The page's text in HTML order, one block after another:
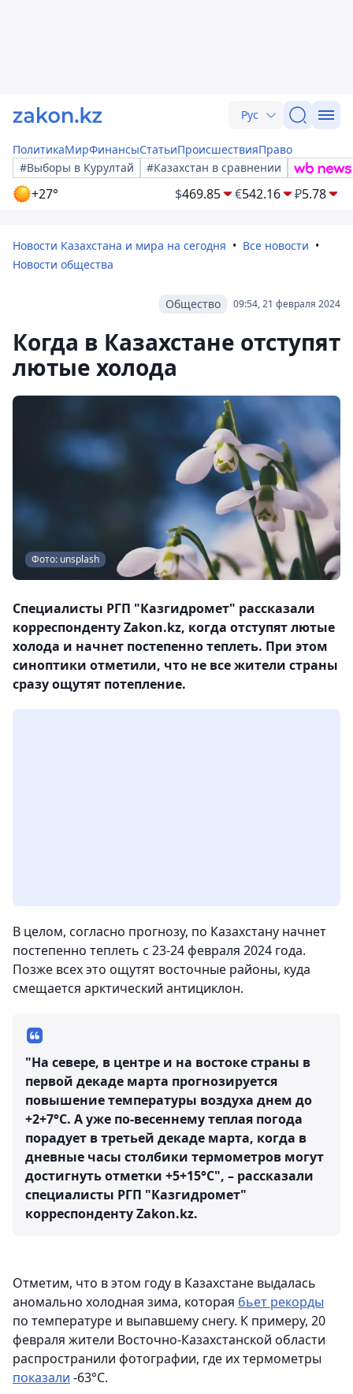
Рус
ПолитикаМирФинансыСтатьиПроисшествияПраво
#Выборы в Курултай
#Казахстан в сравнении
+27° $469.85 €542.16 ₽5.78
Новости Казахстана и мира на сегодня
Все новости
Новости общества
09:54, 21 февраля 2024
Общество
Когда в Казахстане отступят
лютые холода
Фото: unsplash
Специалисты РГП "Казгидромет" рассказали
корреспонденту Zakon.kz, когда отступят лютые
холода и начнет постепенно теплеть. При этом
синоптики отметили, что не все жители страны
сразу ощутят потепление.
В целом, согласно прогнозу, по Казахстану начнет
постепенно теплеть с 23-24 февраля 2024 года.
Позже всех это ощутят восточные районы, куда
смещается арктический антициклон.
"На севере, в центре и на востоке страны в
первой декаде марта прогнозируется
повышение температуры воздуха днем до
+2+7°С. А уже по-весеннему теплая погода
порадует в третьей декаде марта, когда в
дневные часы столбики термометров могут
достигнуть отметки +5+15°С", – рассказали
специалисты РГП "Казгидромет"
корреспонденту Zakon.kz.
Отметим, что в этом году в Казахстане выдалась
аномально холодная зима, которая бьет рекорды
по температуре и выпавшему снегу. К примеру, 20
февраля жители Восточно-Казахстанской области
распространили фотографии, где их термометры
показали -63°С.